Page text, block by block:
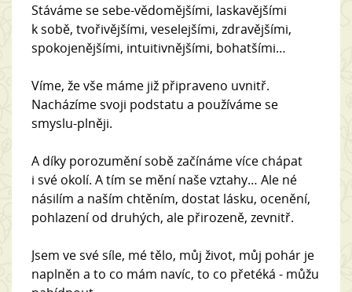
Stáváme se sebe-vědomějšími, laskavějšími
k sobě, tvořivějšími, veselejšími, zdravějšími,
spokojenějšími, intuitivnějšími, bohatšími…
Víme, že vše máme již připraveno uvnitř.
Nacházíme svoji podstatu a používáme se
smyslu-plněji.
A díky porozumění sobě začínáme více chápat
i své okolí. A tím se mění naše vztahy… Ale né
násilím a naším chtěním, dostat lásku, ocenění,
pohlazení od druhých, ale přirozeně, zevnitř.
Jsem ve své síle, mé tělo, můj život, můj pohár je
naplněn a to co mám navíc, to co přetéká - můžu